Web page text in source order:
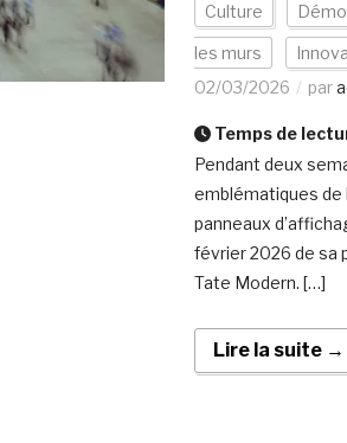
Culture
les murs
02/03/2026
par
Temps de
Pendant deux
emblématiques de
panneaux
février 2026 de sa
Tate Modern. […]
Lire la suite →